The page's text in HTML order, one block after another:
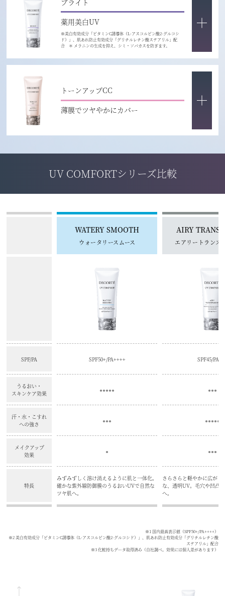
ブライト
薬用美白UV
※美白有効成分「ビタミンC誘導体（L-アスコルビン酸2-グルコシ
ド）」、肌あれ防止有効成分「グリチルレチン酸ステアリル」配
合 ＊ メラニンの生成を抑え、シミ・ソバカスを防ぎます。
トーンアップCC
薄膜でツヤやかにカバー
UV COMFORTシリーズ比較
WATERY SMOOTH
ウォータリースムース
AIRY
エアリートランス
SPF/PA SPF50+/PA++++ SPF45/
うるおい・
スキンケア効果
●●●●● ●●●
汗・水・こすれ
への強さ
●●● ●●●●●
メイクアップ
効果
● ●●●
特長
みずみずしく溶け消えるように肌と一体化。
確かな紫外線防御膜のうるおいUVで自然な
ツヤ肌へ。
さらさらと軽やかに広がり
な、透明UV。毛穴や凹凸
へ。
※1 国内最高表示値（SPF50+/PA++++）
※2 美白有効成分「ビタミンC誘導体（L-アスコルビン酸2-グルコシド）」、肌あれ防止有効成分「グリチルレチン酸
ステアリル」配合
※3 化粧持ちデータ取得済み（自社調べ。効果には個人差があります）